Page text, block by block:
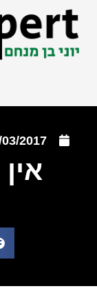
03/2017